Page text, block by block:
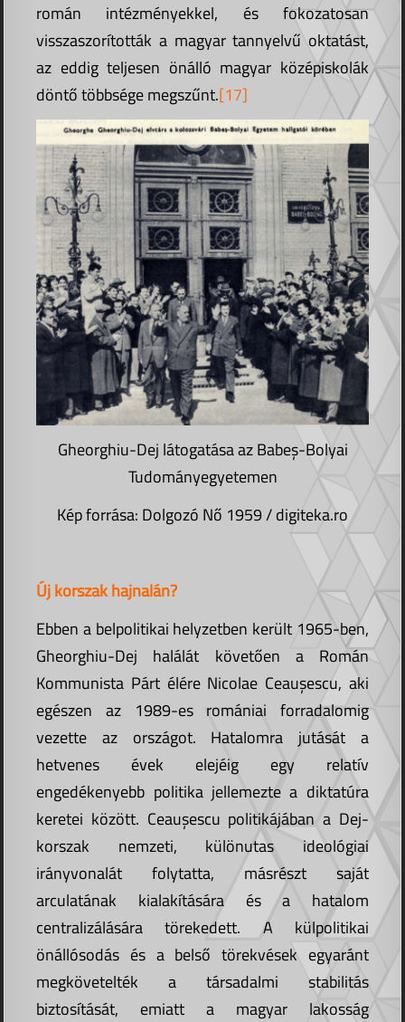
román intézményekkel, és fokozatosan
visszaszorították a magyar tannyelvű oktatást,
az eddig teljesen önálló magyar középiskolák
döntő többsége megszűnt.[17]
Gheorghiu-Dej látogatása az Babeș-Bolyai
Tudományegyetemen
Kép forrása: Dolgozó Nő 1959 / digiteka.ro
Új korszak hajnalán?
Ebben a belpolitikai helyzetben került 1965-ben,
Gheorghiu-Dej halálát követően a Román
Kommunista Párt élére Nicolae Ceaușescu, aki
egészen az 1989-es romániai forradalomig
vezette az országot. Hatalomra jutását a
hetvenes évek elejéig egy relatív
engedékenyebb politika jellemezte a diktatúra
keretei között. Ceaușescu politikájában a Dej-
korszak nemzeti, különutas ideológiai
irányvonalát folytatta, másrészt saját
arculatának kialakítására és a hatalom
centralizálására törekedett. A külpolitikai
önállósodás és a belső törekvések egyaránt
megkövetelték a társadalmi stabilitás
biztosítását, emiatt a magyar lakosság